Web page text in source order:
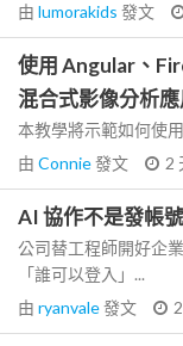
由 lumorakids 發文
使用 Angular、
混合式影像分析
本教學將示範如何使
由 Connie發文 2
AI 協作不是發帳
公司替工程師開好企
「誰可以登入」...
由 ryanvale發文